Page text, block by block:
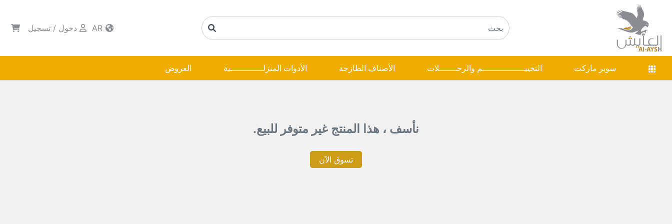
دخول / تسجيل
سوبر ماركت التخييـــــــــــــــــم والرحـــــــلات الأصناف الطازجة الأدوات المنزلـــــــــــــية العروض
نأسف ، هذا المنتج غير متوفر للبيع.
تسوق الآن